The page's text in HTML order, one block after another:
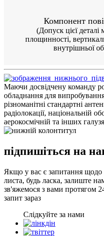
Компонент
(Допуск цієї
площинності,
внутрішньої
Маючи досвідчену команду
обладнання для
різноманітні стандартні
радіолокації, національній
аерокосмічній та інших
підпишіться на
Якщо у вас є запитання щодо
листа, будь ласка, залиште
зв'яжемося з вами протягом
запит зараз
Слідкуйте за нами